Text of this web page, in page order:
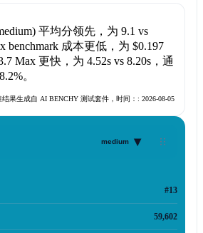
平均分领先，为 9.1 vs
benchmark 成本更低，为 $0.197
Max更快，为 4.52svs 8.20s，通
。
结果生成自 AI BENCHY 测试套件，时间：: 2026-08-05
medium ▾
#13
59,602